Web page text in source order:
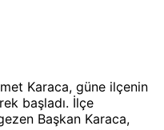
Karaca, güne ilçenin
başladı. İlçe
Başkan Karaca,